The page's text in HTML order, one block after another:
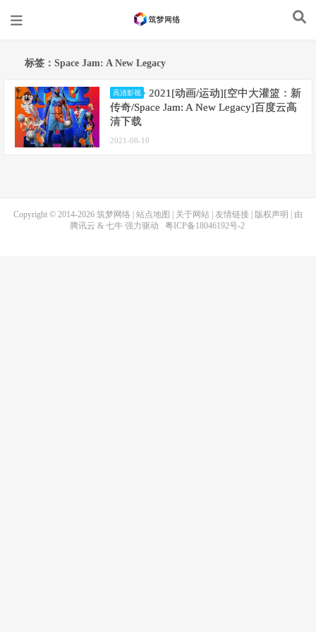
标签：Space Jam: A New Legacy
高清影视
2021[动画/运动][空中大灌篮：新
传奇/Space Jam: A New Legacy]百度云高
清下载
2021-08-10
Copyright © 2014-2026 筑梦网络 站点地图 关于网站 友情链接 版权声明
| 由
腾讯云 & 七牛强力驱动 粤ICP备18046192号-2